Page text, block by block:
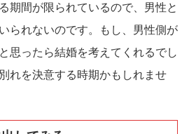
期間が限られているので、男性と
られないのです。もし、男性側が
思ったら結婚を考えてくれるでし
れを決意する時期かもしれませ